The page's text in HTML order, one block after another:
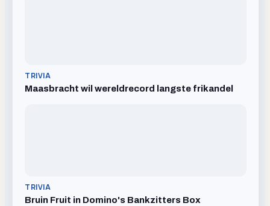
TRIVIA
Maasbracht wil wereldrecord langste frikandel
TRIVIA
Bruin Fruit in Domino's Bankzitters Box